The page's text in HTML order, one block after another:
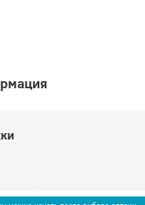
по России бесплатный